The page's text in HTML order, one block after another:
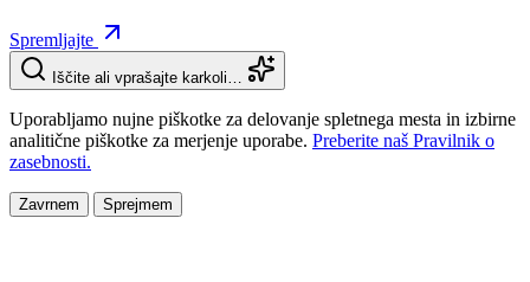
Spremljajte
Iščite ali vprašajte karkoli…
Uporabljamo nujne piškotke za delovanje spletnega mesta in izbirne
analitične piškotke za merjenje uporabe. Preberite naš Pravilnik o
zasebnosti.
Zavrnem Sprejmem